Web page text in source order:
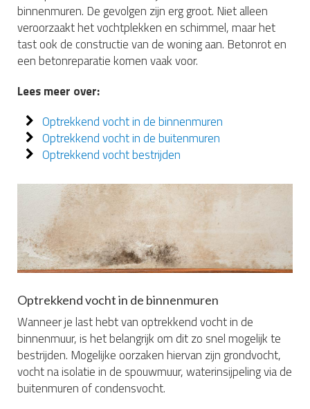
binnenmuren. De gevolgen zijn erg groot. Niet alleen
veroorzaakt het vochtplekken en schimmel, maar het
tast ook de constructie van de woning aan. Betonrot en
een betonreparatie komen vaak voor.
Lees meer over:
Optrekkend vocht in de binnenmuren
Optrekkend vocht in de buitenmuren
Optrekkend vocht bestrijden
Optrekkend vocht in de binnenmuren
Wanneer je last hebt van optrekkend vocht in de
binnenmuur, is het belangrijk om dit zo snel mogelijk te
bestrijden. Mogelijke oorzaken hiervan zijn grondvocht,
vocht na isolatie in de spouwmuur, waterinsijpeling via de
buitenmuren of condensvocht.